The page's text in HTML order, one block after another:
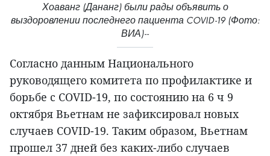
Хоаванг (Дананг) были рады объявить о
выздоровлении последнего пациента COVID-19 (Фото:
ВИА)--
Согласно данным Национального
руководящего комитета по профилактике и
борьбе с COVID-19, по состоянию на 6 ч 9
октября Вьетнам не зафиксировал новых
случаев COVID-19. Таким образом, Вьетнам
прошел 37 дней без каких-либо случаев